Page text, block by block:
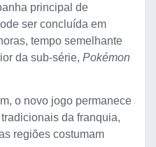
principal de
ser concluída em
tempo semelhante
da sub-série, Pokémon
o novo jogo permanece
da franquia,
regiões costumam